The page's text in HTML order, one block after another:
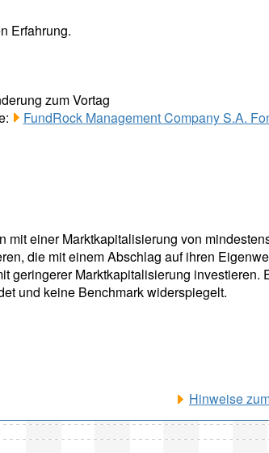
Erfahrung.
zum Vortag
FundRock Management Company S.A.
einer Marktkapitalisierung von
die mit einem Abschlag auf ihren
geringerer Marktkapitalisierung investieren.
und keine Benchmark widerspiegelt.
Hinweise